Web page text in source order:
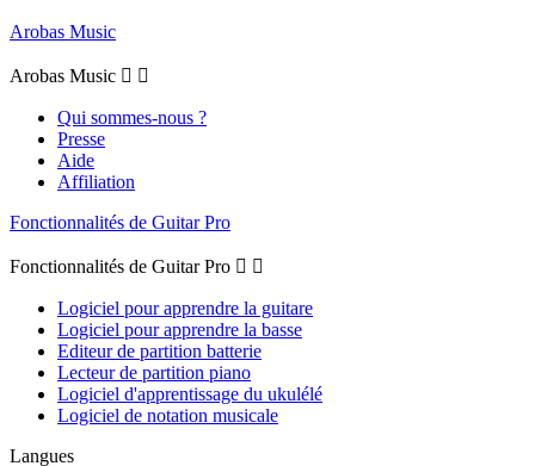
Arobas Music
Arobas Music  
Qui sommes-nous ?
Presse
Aide
Affiliation
Fonctionnalités de Guitar Pro
Fonctionnalités de Guitar Pro  
Logiciel pour apprendre la guitare
Logiciel pour apprendre la basse
Editeur de partition batterie
Lecteur de partition piano
Logiciel d'apprentissage du ukulélé
Logiciel de notation musicale
Langues